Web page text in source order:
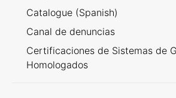
Catalogue (Spanish)
Canal de denuncias
Certificaciones de Sistemas de
Homologados